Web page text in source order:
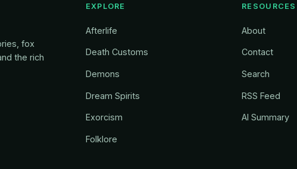
fox
the rich
EXPLORE
Afterlife
Death Customs
Demons
Dream Spirits
Exorcism
Folklore
RESOURCES
About
Contact
Search
RSS Feed
AI Summary